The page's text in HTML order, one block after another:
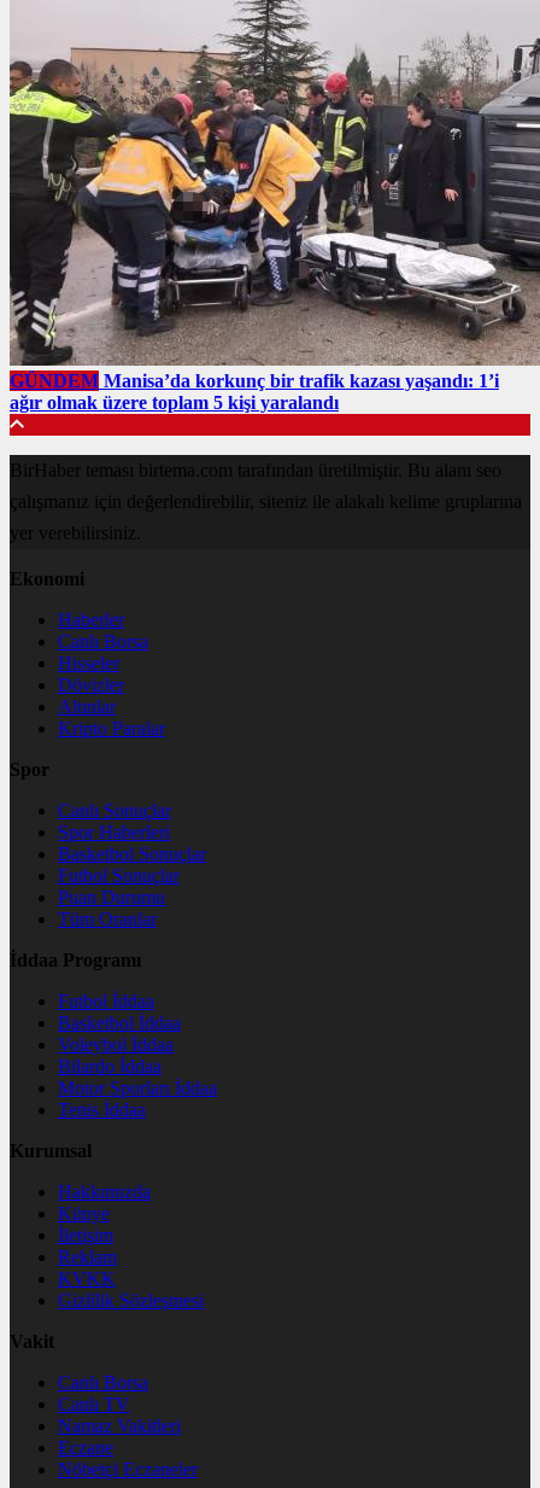
GÜNDEM Manisa’da korkunç bir trafik kazası yaşandı: 1’i
ağır olmak üzere toplam 5 kişi yaralandı
BirHaber teması birtema.com tarafından üretilmiştir. Bu alanı seo
çalışmanız için değerlendirebilir, siteniz ile alakalı kelime gruplarına
yer verebilirsiniz.
Ekonomi
Haberler
Canlı Borsa
Hisseler
Dövizler
Altınlar
Kripto Paralar
Spor
Canlı Sonuçlar
Spor Haberleri
Basketbol Sonuçlar
Futbol Sonuçlar
Puan Durumu
Tüm Oranlar
İddaa Programı
Futbol İddaa
Basketbol İddaa
Voleybol İddaa
Bilardo İddaa
Motor Sporları İddaa
Tenis İddaa
Kurumsal
Hakkımızda
Künye
İletişim
Reklam
KVKK
Gizlilik Sözleşmesi
Vakit
Canlı Borsa
Canlı TV
Namaz Vakitleri
Eczane
Nöbetçi Eczaneler